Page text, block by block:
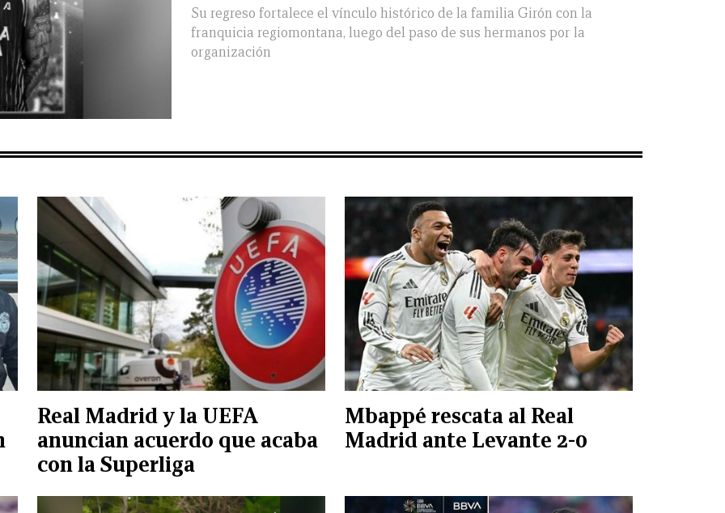
Su regreso fortalece el vínculo histórico de la familia Girón con la
franquicia regiomontana, luego del paso de sus hermanos por la
organización
Real Madrid y la UEFA
anuncian acuerdo que acaba
con la Superliga
Mbappé rescata al Real
Madrid ante Levante 2-0